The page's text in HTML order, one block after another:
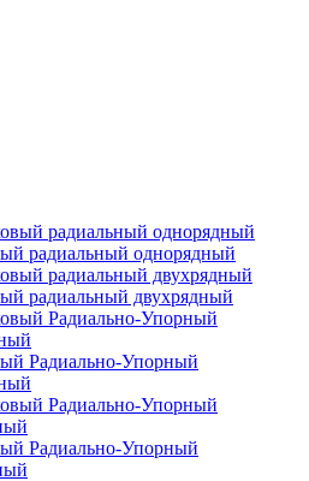
радиальный однорядный
радиальный двухрядный
Радиально-Упорный
Радиально-Упорный